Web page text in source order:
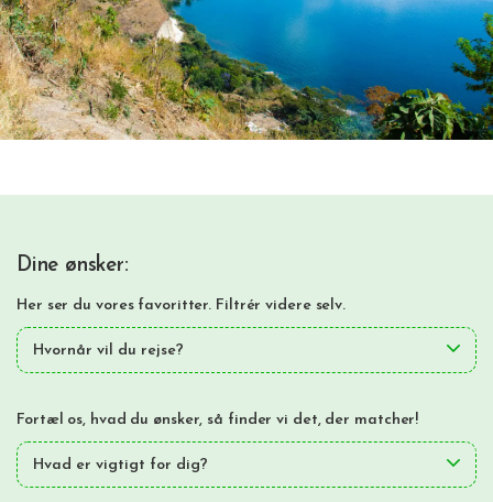
Dine ønsker:
Her ser du vores favoritter. Filtrér videre selv.
Hvornår vil du rejse?
Fortæl os, hvad du ønsker, så finder vi det, der matcher!
Hvad er vigtigt for dig?